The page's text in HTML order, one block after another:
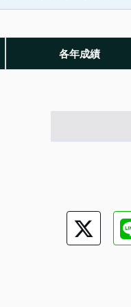
各年成績